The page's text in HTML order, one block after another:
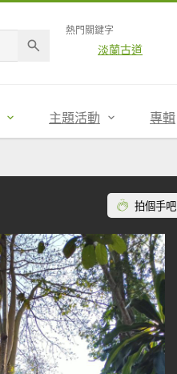
熱門關鍵字
淡蘭古道
主題活動 專輯
拍個手吧